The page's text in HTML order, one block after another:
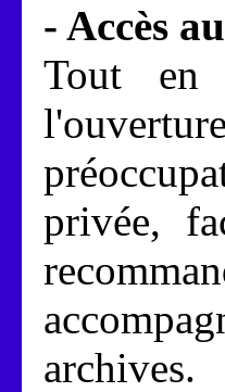
- Accès
Tout en
privée,
archives.